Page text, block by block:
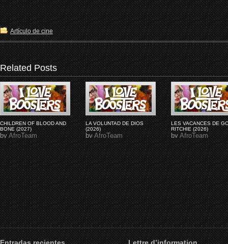
Artículo de cine
Related Posts
CHILDREN OF BLOOD AND
BONE (2027)
byAfroTeam
LA VOLUNTAD DE DIOS
(2026)
byAfroTeam
LES VACANCES DE
RITCHIE (2026)
byAfroTeam